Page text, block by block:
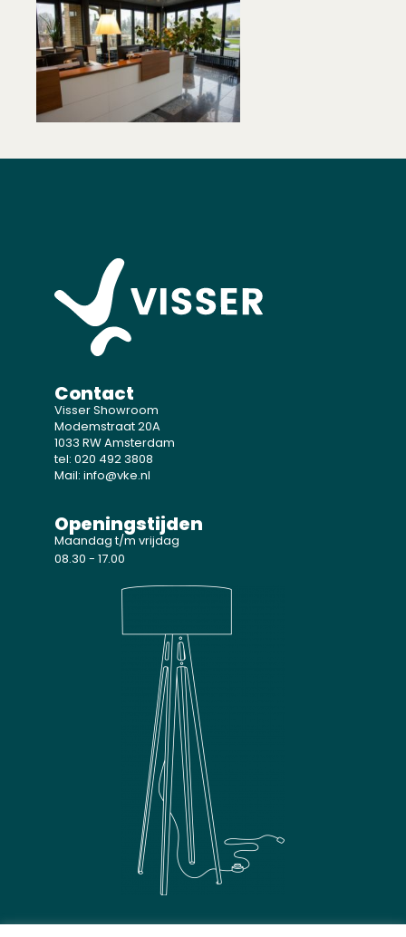
Contact
Visser Showroom
Modemstraat 20A
1033 RW Amsterdam
tel: 020 492 3808
Mail: info@vke.nl
Openingstijden
Maandag t/m vrijdag
08.30 - 17.00